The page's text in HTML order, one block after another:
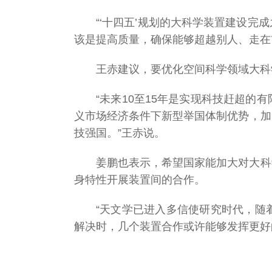
“‘十四五’规划的大科学装置建设完
该是提高质量，确保能够超越别人、走
王赤建议，要优化空间科学领域大
“未来10至15年是实现科技赶超的
义市场经济条件下新型举国体制优势，
技强国。”王赤说。
姜鹏也表示，希望国家能加大对大
身特性开展装置间的合作。
“天文学已进入多信使研究时代，
解决时，几个装置合作或许能够发挥更